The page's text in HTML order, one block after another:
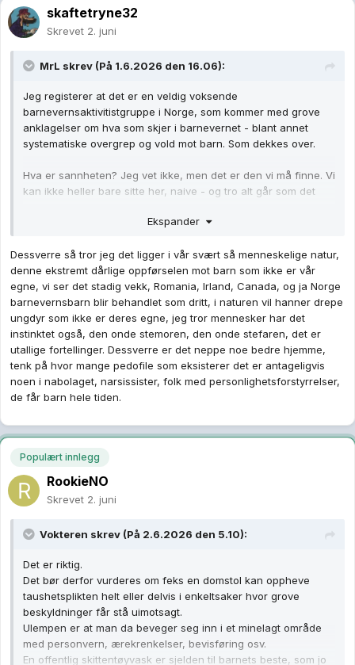
skaftetryne32
Skrevet 2. juni
MrL skrev (På 1.6.2026 den 16.06):
Jeg registerer at det er en veldig voksende
barnevernsaktivitistgruppe i Norge, som kommer med grove
anklagelser om hva som skjer i barnevernet - blant annet
systematiske overgrep og vold mot barn. Som dekkes over.
Hva er sannheten? Jeg vet ikke, men det er den vi må finne. Vi
kan ikke heller bare sitte her, naive - og tro alt går som det
Ekspander
Dessverre så tror jeg det ligger i vår svært så menneskelige natur,
denne ekstremt dårlige oppførselen mot barn som ikke er vår
egne, vi ser det stadig vekk, Romania, Irland, Canada, og ja Norge
barnevernsbarn blir behandlet som dritt, i naturen vil hanner drepe
ungdyr som ikke er deres egne, jeg tror mennesker har det
instinktet også, den onde stemoren, den onde stefaren, det er
utallige fortellinger. Dessverre er det neppe noe bedre hjemme,
tenk på hvor mange pedofile som eksisterer det er antageligvis
noen i nabolaget, narsissister, folk med personlighetsforstyrrelser,
de får barn hele tiden.
Populært innlegg
RookieNO
Skrevet 2. juni
Vokteren skrev (På 2.6.2026 den 5.10):
Det er riktig.
Det bør derfor vurderes om feks en domstol kan oppheve
taushetsplikten helt eller delvis i enkeltsaker hvor grove
beskyldninger får stå uimotsagt.
Ulempen er at man da beveger seg inn i et minelagt område
med personvern, ærekrenkelser, bevisføring osv.
En offentlig skittentøyvask er sjelden til barnets beste, som jo